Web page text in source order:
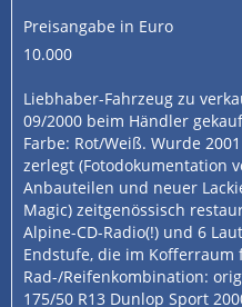
Preisangabe in Euro
10.000
Liebhaber-Fahrzeug zu
09/2000 beim Händler
Farbe: Rot/Weiß. Wurde
zerlegt (Fotodokumentation
Anbauteilen und neuer
Magic) zeitgenössisch
Alpine-CD-Radio(!) und 6
Endstufe, die im
Rad-/Reifenkombination:
175/50 R13 Dunlop Sport